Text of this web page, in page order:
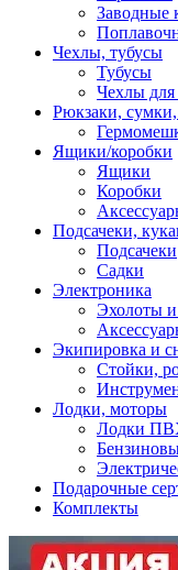
Заводные
Чехлы, тубусы
Тубусы
Чехлы
Рюкзаки,
Ящики/коробки
Ящики
Коробки
Подсачеки,
Подсачеки
Садки
Электроника
Эхолоты и
Экипировка и
Стойки,
Лодки, моторы
Лодки
Подарочные
Комплекты